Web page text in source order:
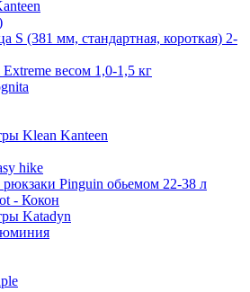
S (381 мм, стандартная, короткая) 2-
весом 1,0-1,5 кг
Klean Kanteen
hike
рюкзаки Pinguin обьемом 22-38 л
- Кокон
Katadyn